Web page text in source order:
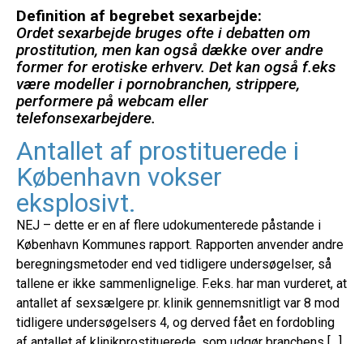
Definition af begrebet sexarbejde:
Ordet sexarbejde bruges ofte i debatten om
prostitution, men kan også dække over andre
former for erotiske erhverv. Det kan også f.eks
være modeller i pornobranchen, strippere,
performere på webcam eller
telefonsexarbejdere.
Antallet af prostituerede i
København vokser
eksplosivt.
NEJ – dette er en af flere udokumenterede påstande i
København Kommunes rapport. Rapporten anvender andre
beregningsmetoder end ved tidligere undersøgelser, så
tallene er ikke sammenlignelige. F.eks. har man vurderet, at
antallet af sexsælgere pr. klinik gennemsnitligt var 8 mod
tidligere undersøgelsers 4, og derved fået en fordobling